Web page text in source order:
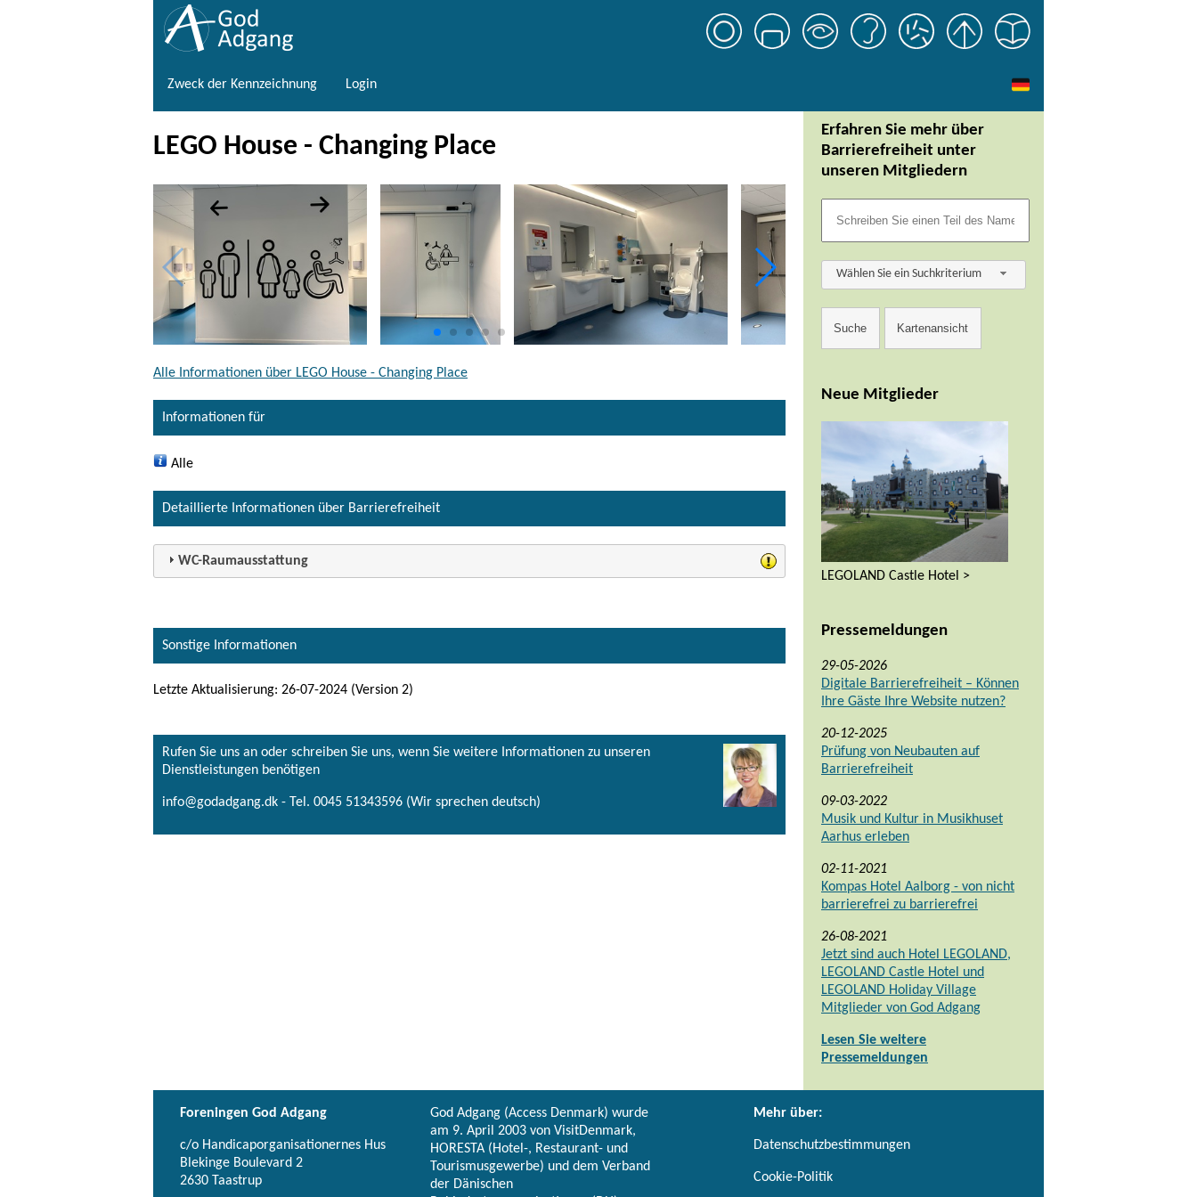
Zweck der Kennzeichnung Login
LEGO House - Changing Place
Alle Informationen über LEGO House - Changing Place
Informationen für
Alle
Detaillierte Informationen über Barrierefreiheit
WC-Raumausstattung
Sonstige Informationen
Letzte Aktualisierung: 26-07-2024 (Version 2)
Rufen Sie uns an oder schreiben Sie uns, wenn Sie weitere Informationen zu unseren
Dienstleistungen benötigen
info@godadgang.dk - Tel. 0045 51343596 (Wir sprechen deutsch)
Erfahren Sie mehr über
Barrierefreiheit unter
unseren Mitgliedern
Wählen Sie ein Suchkriterium
Neue Mitglieder
LEGOLAND Castle Hotel >
Pressemeldungen
29-05-2026
Digitale Barrierefreiheit – Können
Ihre Gäste Ihre Website nutzen?
20-12-2025
Prüfung von Neubauten auf
Barrierefreiheit
09-03-2022
Musik und Kultur in Musikhuset
Aarhus erleben
02-11-2021
Kompas Hotel Aalborg - von nicht
barrierefrei zu barrierefrei
26-08-2021
Jetzt sind auch Hotel LEGOLAND,
LEGOLAND Castle Hotel und
LEGOLAND Holiday Village
Mitglieder von God Adgang
Lesen Sie weitere
Pressemeldungen
Foreningen God Adgang
c/o Handicaporganisationernes Hus
Blekinge Boulevard 2
2630 Taastrup
God Adgang (Access Denmark) wurde
am 9. April 2003 von VisitDenmark,
HORESTA (Hotel-, Restaurant- und
Tourismusgewerbe) und dem Verband
der Dänischen
Mehr über:
Datenschutzbestimmungen
Cookie-Politik